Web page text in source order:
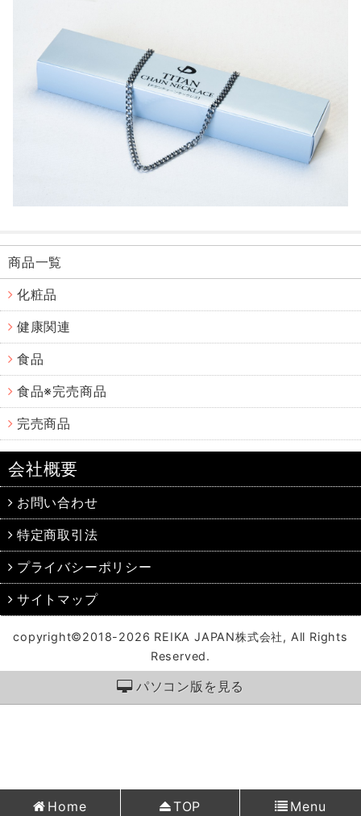
商品一覧
化粧品
健康関連
食品
食品※完売商品
完売商品
会社概要
お問い合わせ
特定商取引法
プライバシーポリシー
サイトマップ
copyright©2018-2026 REIKA JAPAN株式会社, All Rights
Reserved.
パソコン版を見る
Home TOP Menu